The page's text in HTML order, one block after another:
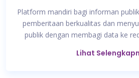
Platform mandiri bagi informan
pemberitaan berkualitas dan
publik dengan membagi data ke
Lihat